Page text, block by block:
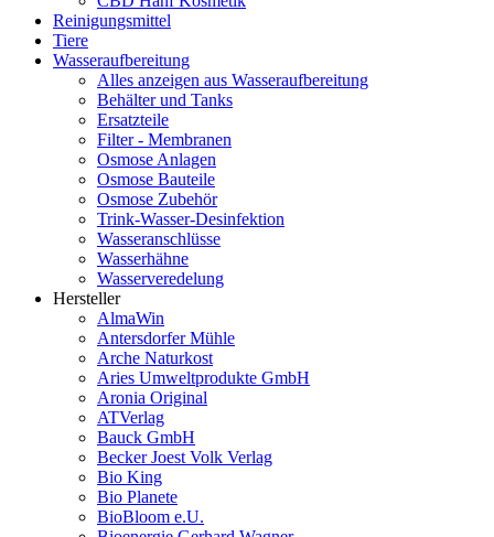
Reinigungsmittel
Tiere
Wasseraufbereitung
Alles anzeigen aus Wasseraufbereitung
Behälter und Tanks
Ersatzteile
Filter - Membranen
Osmose Anlagen
Osmose Bauteile
Osmose Zubehör
Trink-Wasser-Desinfektion
Wasseranschlüsse
Wasserhähne
Wasserveredelung
Hersteller
AlmaWin
Antersdorfer Mühle
Arche Naturkost
Aries Umweltprodukte GmbH
Aronia Original
ATVerlag
Bauck GmbH
Becker Joest Volk Verlag
Bio King
Bio Planete
BioBloom e.U.